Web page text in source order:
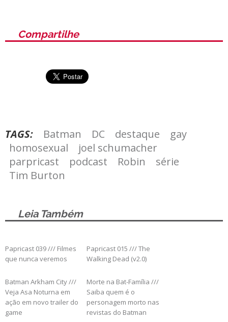
Compartilhe
TAGS: Batman DC destaque
gay
homosexual
joel schumacher
parpricast
podcast Robin
série
Tim Burton
Leia Também
Papricast 039 /// Filmes
que nunca veremos
Papricast 015 /// The
Walking Dead (v2.0)
Batman Arkham City ///
Veja Asa Noturna em
ação em novo trailer do
game
Morte na Bat-Família ///
Saiba quem é o
personagem morto nas
revistas do Batman